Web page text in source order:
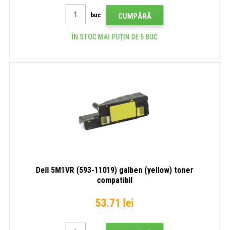
buc CUMPĂRĂ
ÎN STOC MAI PUȚIN DE 5 BUC
Dell 5M1VR (593-11019) galben (yellow) toner
compatibil
53.71 lei